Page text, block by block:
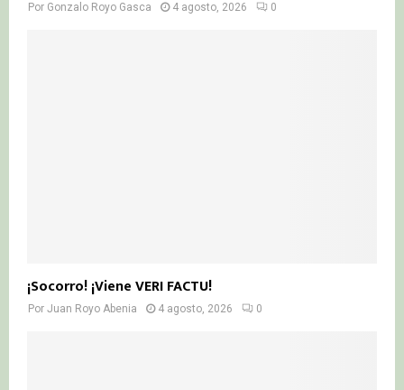
Por Gonzalo Royo Gasca 4 agosto, 2026 0
¡Socorro! ¡Viene VERI FACTU!
Por Juan Royo Abenia 4 agosto, 2026 0